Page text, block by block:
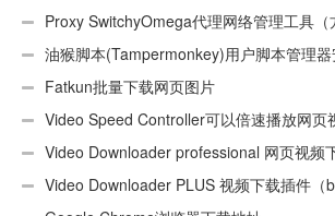
Proxy SwitchyOmega代理网络管理工具（
油猴脚本(Tampermonkey)用户脚本管理
用Android）
Fatkun批量下载网页图片
Video Speed Controller可以倍速播放网页
Video Downloader professional 网页视频
Video Downloader PLUS 视频下载插件（